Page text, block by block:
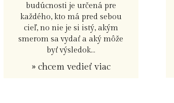
budúcnosti je určená pre
každého, kto má pred sebou
cieľ, no nie je si istý, akým
smerom sa vydať a aký môže
byť výsledok...
» chcem vedieť viac